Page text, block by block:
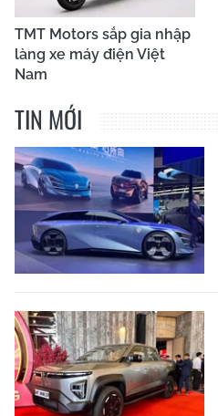
TMT Motors sắp gia nhập
làng xe máy điện Việt
Nam
TIN MỚI